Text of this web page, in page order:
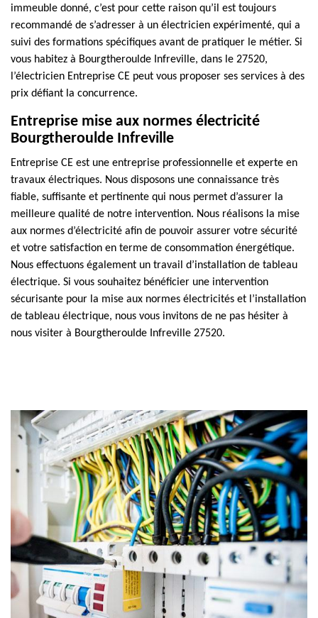
immeuble donné, c’est pour cette raison qu’il est toujours
recommandé de s’adresser à un électricien expérimenté, qui a
suivi des formations spécifiques avant de pratiquer le métier. Si
vous habitez à Bourgtheroulde Infreville, dans le 27520,
l’électricien Entreprise CE peut vous proposer ses services à des
prix défiant la concurrence.
Entreprise mise aux normes électricité
Bourgtheroulde Infreville
Entreprise CE est une entreprise professionnelle et experte en
travaux électriques. Nous disposons une connaissance très
fiable, suffisante et pertinente qui nous permet d’assurer la
meilleure qualité de notre intervention. Nous réalisons la mise
aux normes d’électricité afin de pouvoir assurer votre sécurité
et votre satisfaction en terme de consommation énergétique.
Nous effectuons également un travail d’installation de tableau
électrique. Si vous souhaitez bénéficier une intervention
sécurisante pour la mise aux normes électricités et l’installation
de tableau électrique, nous vous invitons de ne pas hésiter à
nous visiter à Bourgtheroulde Infreville 27520.